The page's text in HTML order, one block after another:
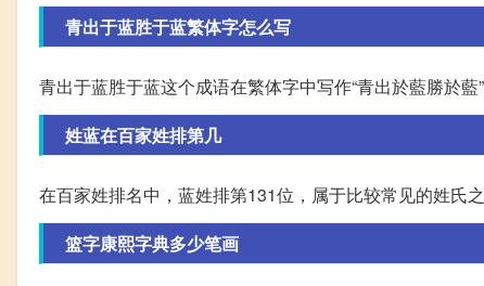
青出于蓝胜于蓝繁体字怎么写
青出于蓝胜于蓝这个成语在繁体字中写作“青出於藍勝於
姓蓝在百家姓排第几
在百家姓排名中，蓝姓排第131位，属于比较常见的姓氏
篮字康熙字典多少笔画